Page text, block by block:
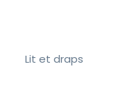
Lit et draps